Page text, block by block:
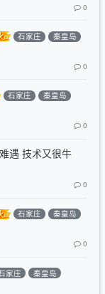
0
石家庄
秦皇岛
0
石家庄
秦皇岛
0
遇 技术又很牛
0
石家庄
秦皇岛
0
家庄
秦皇岛